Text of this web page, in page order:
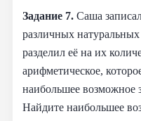
Задание 7. Саша
различных
разделил её на их
арифметическое,
наибольшее возможное
Найдите наибольшее